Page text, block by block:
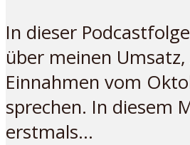
In dieser
über meinen
Einnahmen vom
sprechen. In diesem
erstmals...